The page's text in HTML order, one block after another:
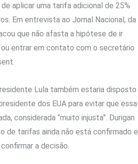
aplicar uma tarifa adicional de 25%
Em entrevista ao Jornal Nacional, da
que não afasta a hipótese de ir
entrar em contato com o secretário
Lula também estaria disposto
dos EUA para evitar que essa
considerada “muito injusta”. Durigan
de tarifas ainda não está confirmado e
a decisão.